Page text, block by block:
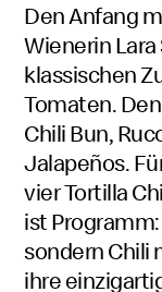
Den Anfang
Wienerin
klassischen
Tomaten.
Chili Bun,
Jalapeños.
vier Tortilla
ist
sondern Chili
ihre